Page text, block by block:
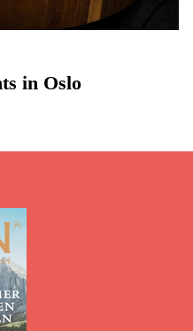
in Oslo